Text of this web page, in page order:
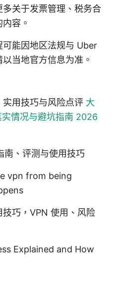
关于发票管理、税务合
容。
能因地区法规与 Uber
当地官方信息为准。
用技巧与风险点评 大
情况与避坑指南 2026
南、评测与使用技巧
vpn from being
技巧，VPN 使用、风险
Explained and How